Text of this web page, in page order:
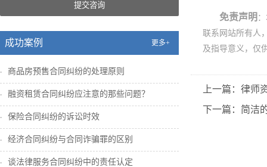
提交咨询
成功案例 更多+
商品房预售合同纠纷的处理原则
融资租赁合同纠纷应注意的那些问题？
保险合同纠纷的诉讼时效
经济合同纠纷与合同诈骗罪的区别
谈法律服务合同纠纷中的责任认定
免责声明
联系网站所有人
及指导意义，仅
上一篇：律师
下一篇：简洁